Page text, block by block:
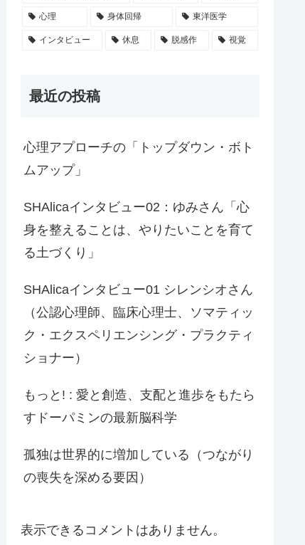
心理 身体回帰 東洋医学
インタビュー 休息 脱感作 視覚
最近の投稿
心理アプローチの「トップダウン・ボト
ムアップ」
SHAlicaインタビュー02：ゆみさん「心
身を整えることは、やりたいことを育て
る土づくり」
SHAlicaインタビュー01 シレンシオさん
（公認心理師、臨床心理士、ソマティッ
ク・エクスペリエンシング・プラクティ
ショナー）
もっと! : 愛と創造、支配と進歩をもたら
すドーパミンの最新脳科学
孤独は世界的に増加している（つながり
の喪失を深める要因）
表示できるコメントはありません。